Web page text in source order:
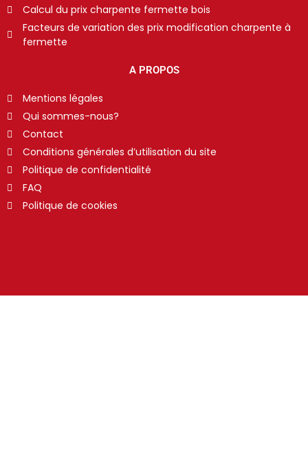
Calcul du prix charpente fermette bois
Facteurs de variation des prix modification charpente à
fermette
A PROPOS
Mentions légales
Qui sommes-nous?
Contact
Conditions générales d’utilisation du site
Politique de confidentialité
FAQ
Politique de cookies